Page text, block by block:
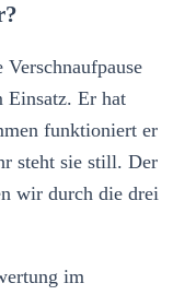
Einsatz. Er hat
funktioniert er
steht sie still. Der
wir durch die drei
im